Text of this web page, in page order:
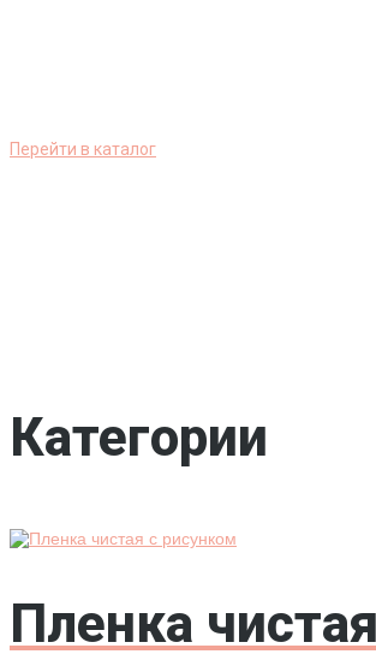
Перейти в каталог
Категории
Пленка